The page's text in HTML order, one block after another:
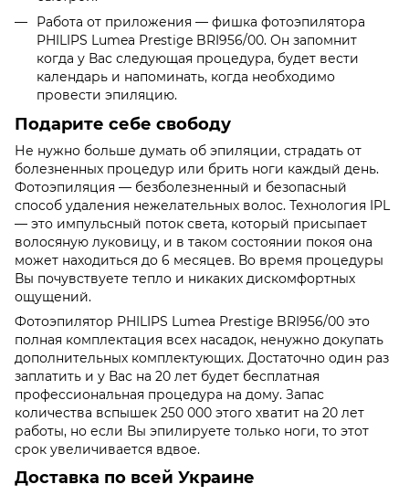
Работа от приложения — фишка фотоэпилятора
PHILIPS Lumea Prestige BRI956/00. Он запомнит
когда у Вас следующая процедура, будет вести
календарь и напоминать, когда необходимо
провести эпиляцию.
Подарите себе свободу
Не нужно больше думать об эпиляции, страдать от
болезненных процедур или брить ноги каждый день.
Фотоэпиляция — безболезненный и безопасный
способ удаления нежелательных волос. Технология IPL
— это импульсный поток света, который присыпает
волосяную луковицу, и в таком состоянии покоя она
может находиться до 6 месяцев. Во время процедуры
Вы почувствуете тепло и никаких дискомфортных
ощущений.
Фотоэпилятор PHILIPS Lumea Prestige BRI956/00 это
полная комплектация всех насадок, ненужно докупать
дополнительных комплектующих. Достаточно один раз
заплатить и у Вас на 20 лет будет бесплатная
профессиональная процедура на дому. Запас
количества вспышек 250 000 этого хватит на 20 лет
работы, но если Вы эпилируете только ноги, то этот
срок увеличивается вдвое.
Доставка по всей Украине